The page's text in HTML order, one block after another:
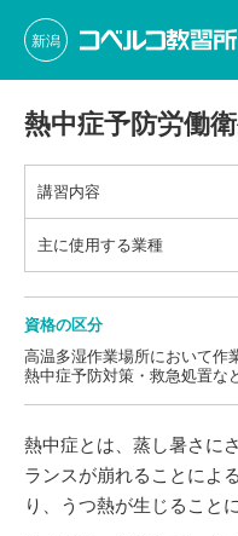
新潟
熱中症予防労働
講習内容
主に使用する業種
資格の区分
高温多湿作業場所において作
熱中症予防対策・救急処置な
熱中症とは、蒸し暑さに
ランスが崩れることによ
り、うつ熱が生じること